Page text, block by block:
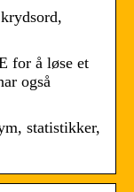
for å løse et
også
statistikker,